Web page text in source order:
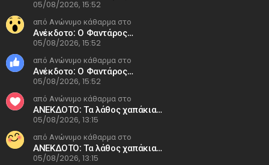
05/08/2026, 15:52
από Ανώνυμο κάθαρμα στο
Ανέκδοτο: Ο Φαντάρος…
05/08/2026, 15:52
από Ανώνυμο κάθαρμα στο
Ανέκδοτο: Ο Φαντάρος…
05/08/2026, 15:52
από Ανώνυμο κάθαρμα στο
ΑΝΕΚΔΟΤΟ: Τα λάθος χαπάκια…
05/08/2026, 13:15
από Ανώνυμο κάθαρμα στο
ΑΝΕΚΔΟΤΟ: Τα λάθος χαπάκια…
05/08/2026, 13:15